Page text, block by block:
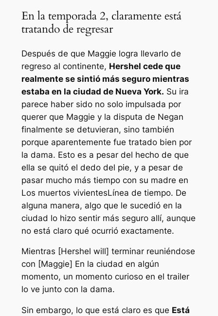
En la temporada 2, claramente está
tratando de regresar
Después de que Maggie logra llevarlo de
regreso al continente, Hershel cede que
realmente se sintió más seguro mientras
estaba en la ciudad de Nueva York. Su ira
parece haber sido no solo impulsada por
querer que Maggie y la disputa de Negan
finalmente se detuvieran, sino también
porque aparentemente fue tratado bien por
la dama. Esto es a pesar del hecho de que
ella se quitó el dedo del pie, y a pesar de
pasar mucho más tiempo con su madre en
Los muertos vivientesLínea de tiempo. De
alguna manera, algo que le sucedió en la
ciudad lo hizo sentir más seguro allí, aunque
no está claro qué ocurrió exactamente.
Mientras [Hershel will] terminar reuniéndose
con [Maggie] En la ciudad en algún
momento, un momento curioso en el trailer
lo ve junto con la dama.
Sin embargo, lo que está claro es que Está